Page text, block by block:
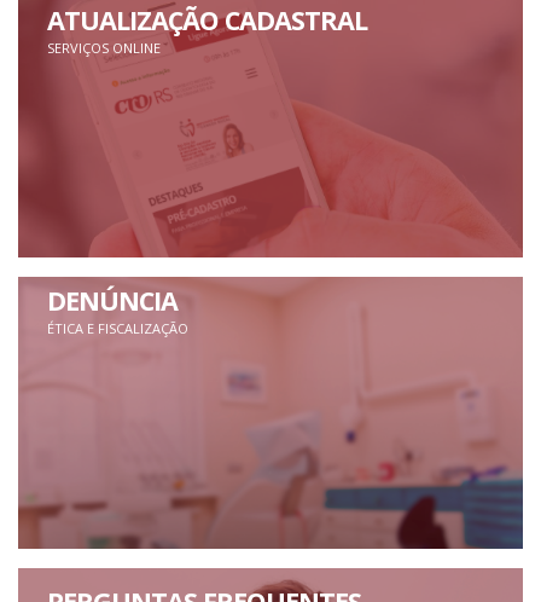
ATUALIZAÇÃO CADASTRAL
SERVIÇOS ONLINE
DENÚNCIA
ÉTICA E FISCALIZAÇÃO